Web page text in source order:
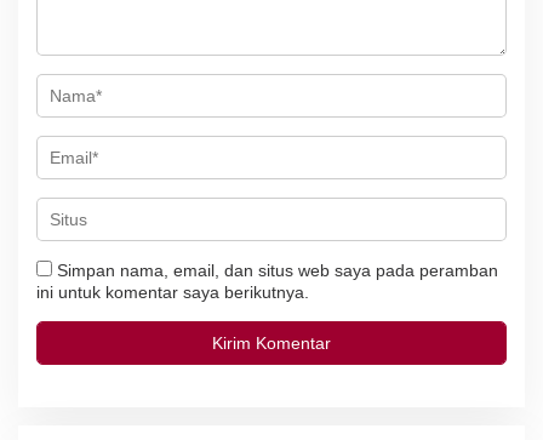
Simpan nama, email, dan situs web saya pada peramban
ini untuk komentar saya berikutnya.